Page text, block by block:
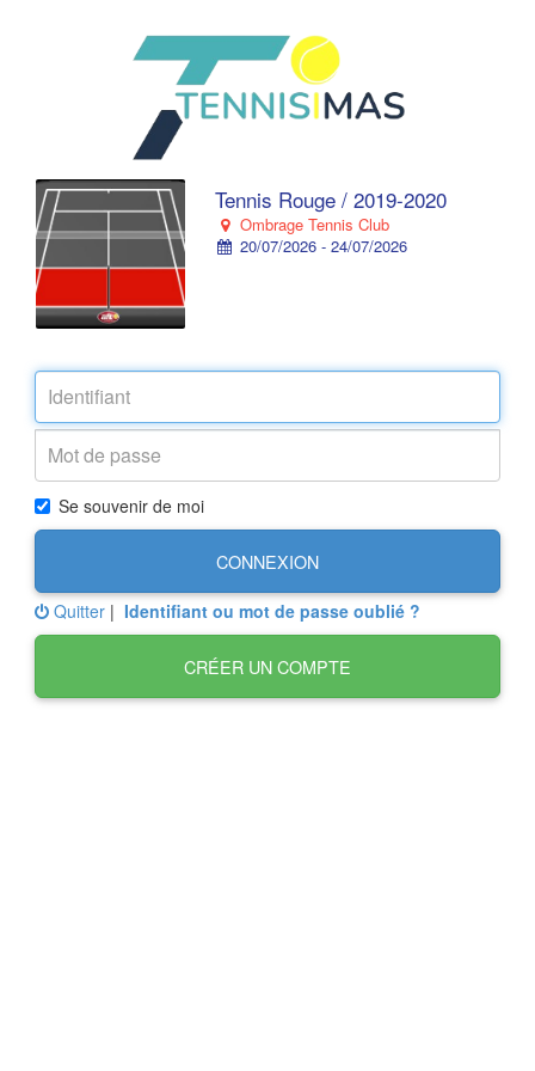
Tennis Rouge / 2019-2020
Ombrage Tennis Club
20/07/2026 - 24/07/2026
Se souvenir de moi
CONNEXION
Quitter | Identifiant ou mot de passe oublié ?
CRÉER UN COMPTE